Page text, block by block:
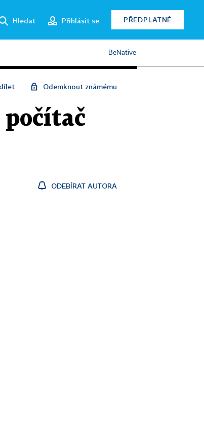
Hledat Přihlásit se PŘEDPLATNÉ
BeNative
Odemknout známému
ODEBÍRAT AUTORA